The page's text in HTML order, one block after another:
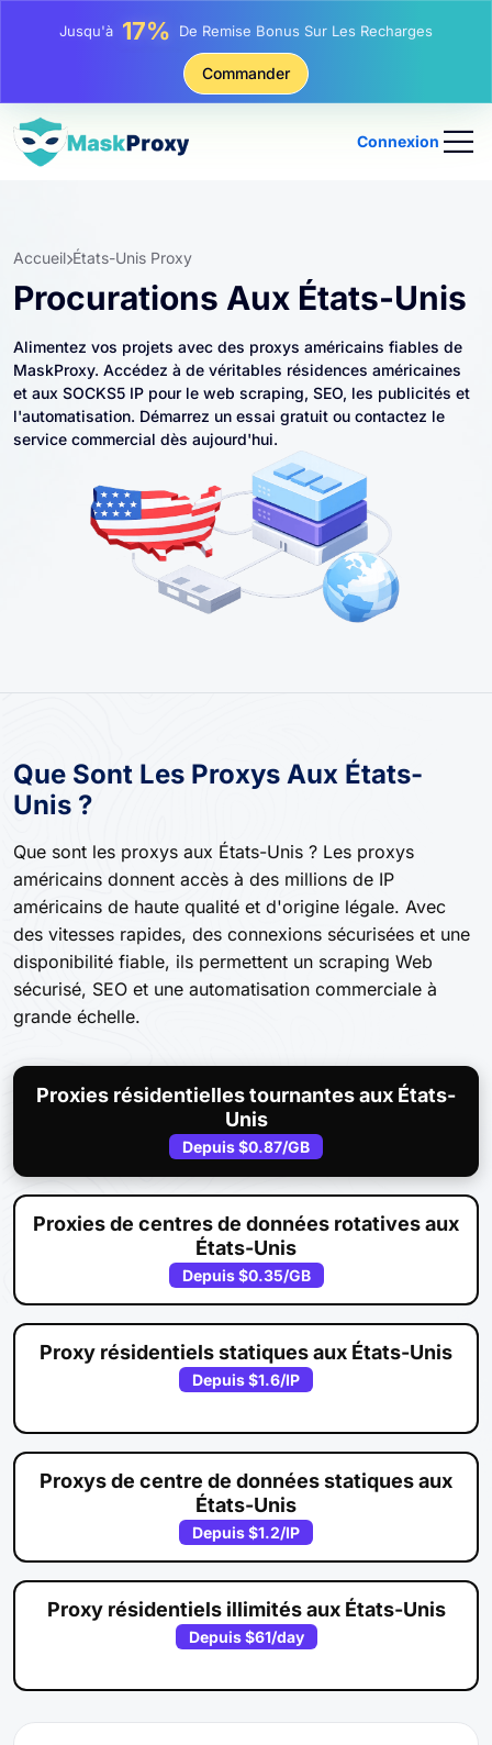
Jusqu'à25%Remise Sur Les Achats Statiques IP
Remise Sur Les Achats Tournants IP
Commander
Connexion
Accueil États-Unis Proxy
Procurations Aux États-Unis
Alimentez vos projets avec des proxys américains fiables de
MaskProxy. Accédez à de véritables résidences américaines
et aux SOCKS5 IP pour le web scraping, SEO, les publicités et
l'automatisation. Démarrez un essai gratuit ou contactez le
service commercial dès aujourd'hui.
Que Sont Les Proxys Aux États-
Unis ?
Que sont les proxys aux États-Unis ? Les proxys
américains donnent accès à des millions de IP
américains de haute qualité et d'origine légale. Avec
des vitesses rapides, des connexions sécurisées et une
disponibilité fiable, ils permettent un scraping Web
sécurisé, SEO et une automatisation commerciale à
grande échelle.
Proxies résidentielles tournantes aux États-
Unis
Depuis$0.87/GB
Proxies de centres de données rotatives aux
États-Unis
Depuis$0.35/GB
Proxy résidentiels statiques aux États-Unis
Depuis$1.6/IP
Proxys de centre de données statiques aux
États-Unis
Depuis$1.2/IP
Proxy résidentiels illimités aux États-Unis
Depuis$61/day